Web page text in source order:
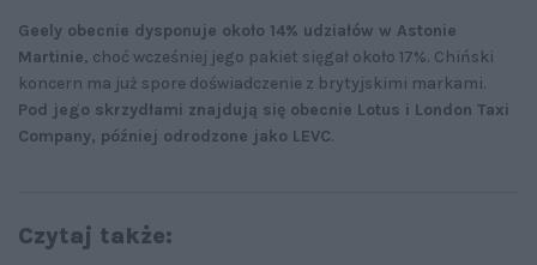
Geely obecnie dysponuje około 14% udziałów w Astonie
Martinie, choć wcześniej jego pakiet sięgał około 17%. Chiński
koncern ma już spore doświadczenie z brytyjskimi markami.
Pod jego skrzydłami znajdują się obecnie Lotus i London Taxi
Company, później odrodzone jako LEVC.
Czytaj także: